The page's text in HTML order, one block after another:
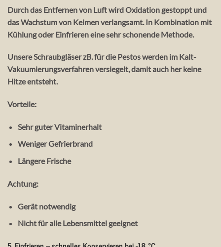
Durch das Entfernen von Luft wirdOxidation gestoppt und
das Wachstum von Keimen verlangsamt. In Kombination mit
Kühlung oder Einfrieren eine sehr schonende Methode.
Unsere Schraubgläser zB. für die Pestos werden im Kalt-
Vakuumierungsverfahren versiegelt, damit auch her keine
Hitze entsteht.
Vorteile:
Sehr guter Vitaminerhalt
Weniger Gefrierbrand
Längere Frische
Achtung:
Gerät notwendig
Nicht für alle Lebensmittel geeignet